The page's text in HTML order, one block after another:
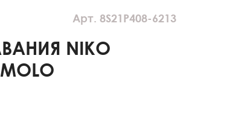
Арт. 8S21P408-6213
NIKO